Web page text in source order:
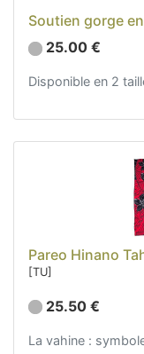
Soutien gorge
25.00 €
Disponible en 2
Pareo Hinano
[TU]
25.50 €
La vahine :